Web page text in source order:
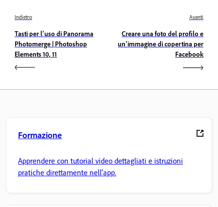
Indietro
Tasti per l’uso di Panorama
Photomerge | Photoshop
Elements 10, 11
Avanti
Creare una foto del profilo e
un’immagine di copertina per
Facebook
Formazione
Apprendere con tutorial video dettagliati e istruzioni
pratiche direttamente nell'app.